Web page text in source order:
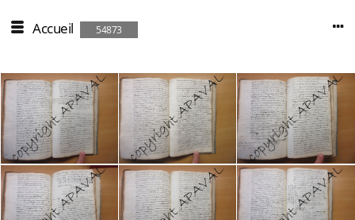
Accueil 54873